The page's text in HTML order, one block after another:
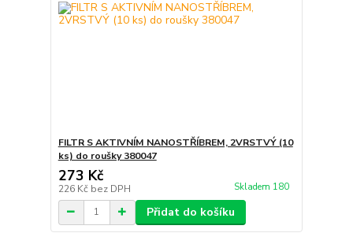
FILTR S AKTIVNÍM NANOSTŘÍBREM, 2VRSTVÝ (10
ks) do roušky 380047
273 Kč
226 Kč bez DPH Skladem 180
Přidat do košíku